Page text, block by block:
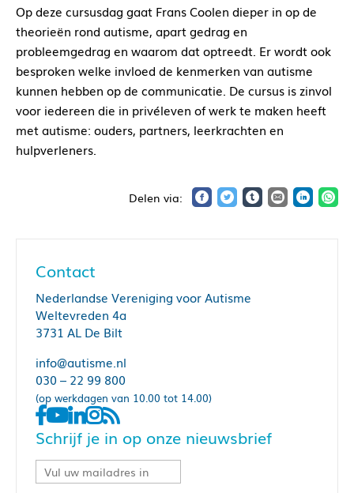
Op deze cursusdag gaat Frans Coolen dieper in op de
theorieën rond autisme, apart gedrag en
probleemgedrag en waarom dat optreedt. Er wordt ook
besproken welke invloed de kenmerken van autisme
kunnen hebben op de communicatie. De cursus is zinvol
voor iedereen die in privéleven of werk te maken heeft
met autisme: ouders, partners, leerkrachten en
hulpverleners.
Contact
Nederlandse Vereniging voor Autisme
Weltevreden 4a
3731 AL De Bilt
info@autisme.nl
030 – 22 99 800
(op werkdagen van 10.00 tot 14.00)
Schrijf je in op onze nieuwsbrief